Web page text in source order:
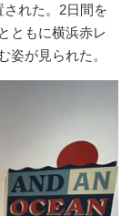
れた。2日間を
ともに横浜赤レ
姿が見られた。